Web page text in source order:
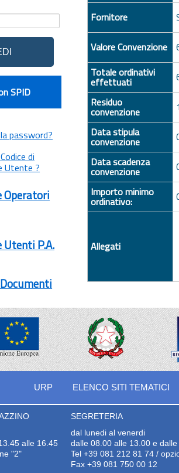
SPID
password?
di
Utente ?
Operatori
P.A.
Fornitore
Valore Convenzione
Totale ordinativi
effettuati
Residuo
convenzione
Data stipula
convenzione
Data scadenza
convenzione
Importo minimo
ordinativo:
Allegati
URP ELENCO SITI TEMATICI
alle 16.45
"2"
SEGRETERIA
dal lunedi al venerdi
dalle 08.00 alle 13.00 e
Tel +39 081 212 81 74 /
Fax +39 081 750 00 12